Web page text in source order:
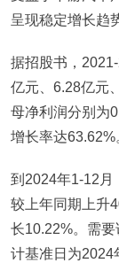
呈现稳定增长趋
据招股书，
亿元、6.28亿元
母净利润分别为
增长率达63.62%
到2024年1-12月
较上年同期上升
长10.22%。需
计基准日为2024